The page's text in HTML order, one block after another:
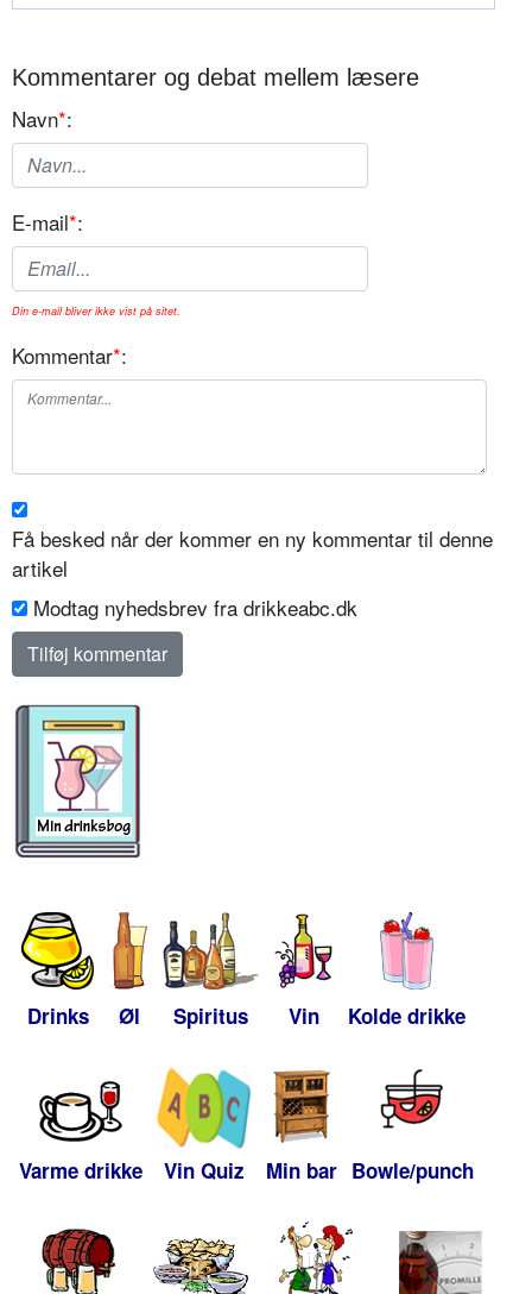
Kommentarer og debat mellem læsere
Navn*:
E-mail*:
Din e-mail bliver ikke vist på sitet.
Kommentar*:
Få besked når der kommer en ny kommentar til denne
artikel
Modtag nyhedsbrev fra drikkeabc.dk
Drinks Øl Spiritus Vin Kolde drikke
Varme drikke Vin Quiz Min bar Bowle/punch